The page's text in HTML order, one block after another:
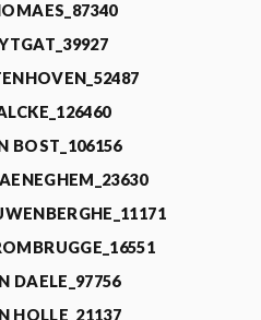
BOST_106156
DAELE_97756
HOLLE_21137